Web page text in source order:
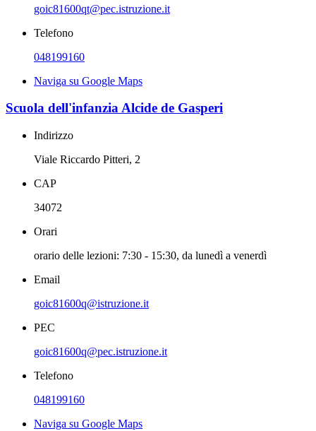
goic81600qt@pec.istruzione.it
Telefono
048199160
Naviga su Google Maps
Scuola dell'infanzia Alcide de Gasperi
Indirizzo
Viale Riccardo Pitteri, 2
CAP
34072
Orari
orario delle lezioni: 7:30 - 15:30, da lunedì a venerdì
Email
goic81600q@istruzione.it
PEC
goic81600q@pec.istruzione.it
Telefono
048199160
Naviga su Google Maps